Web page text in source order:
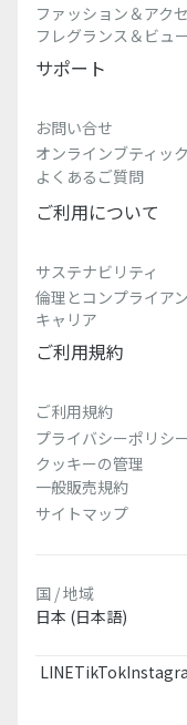
ファッション＆アク
フレグランス＆ビュ
サポート
お問い合せ
オンラインブティッ
よくあるご質問
ご利用について
サステナビリティ
倫理とコンプライア
キャリア
ご利用規約
ご利用規約
プライバシーポリシー
クッキーの管理
一般販売規約
サイトマップ
国 / 地域
日本 (日本語)
LINETikTok